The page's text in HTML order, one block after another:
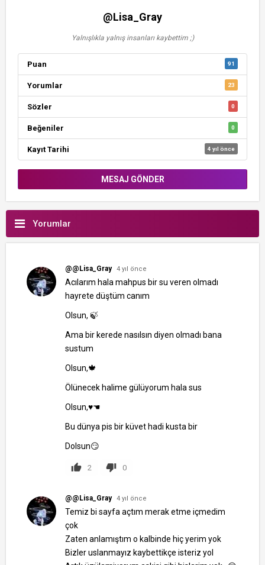
@Lisa_Gray
Yalnışlıkla yalnış insanları kaybettim ;)
91
Puan
23
Yorumlar
0
Sözler
0
Beğeniler
4 yıl önce
Kayıt Tarihi
MESAJ GÖNDER
Yorumlar
@@Lisa_Gray 4 yıl önce
Acılarım hala mahpus bir su veren olmadı
hayrete düştüm canım
Olsun, 🍃
Ama bir kerede nasılsın diyen olmadı bana
sustum
Olsun,🍁
Ölünecek halime gülüyorum hala sus
Olsun,♥☚
Bu dünya pis bir küvet hadi kusta bir
Dolsun😏
2 0
@@Lisa_Gray 4 yıl önce
Temiz bi sayfa açtım merak etme içmedim
çok
Zaten anlamıştım o kalbinde hiç yerim yok
Bizler uslanmayız kaybettikçe isteriz yol